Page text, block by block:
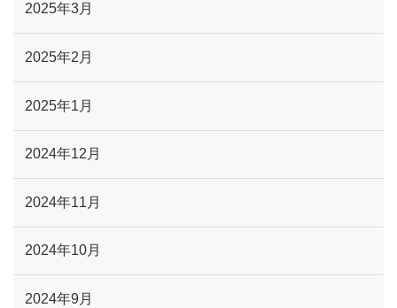
2025年3月
2025年2月
2025年1月
2024年12月
2024年11月
2024年10月
2024年9月